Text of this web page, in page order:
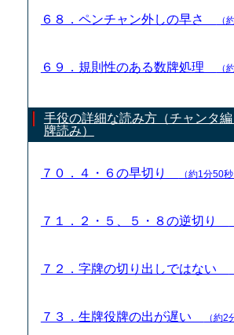
６８．ペンチャン外しの早さ （
６９．規則性のある数牌処理 （
手役の詳細な読み方（チャンタ
牌読み）
７０．４・６の早切り （約1分50秒
７１．２・５、５・８の逆切り
７２．字牌の切り出しではない
７３．生牌役牌の出が遅い （約2